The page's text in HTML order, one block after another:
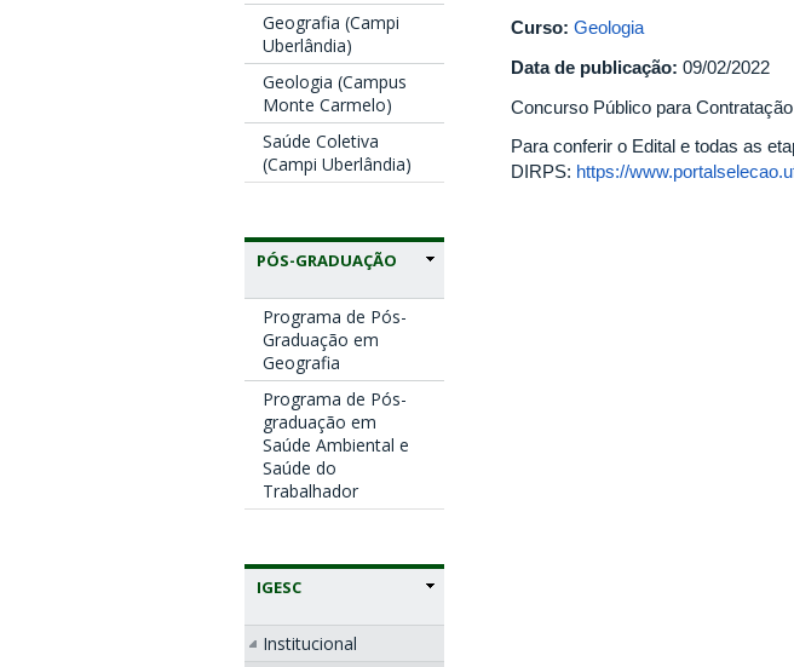
Geografia (Campi
Uberlândia)
Geologia (Campus
Monte Carmelo)
Saúde Coletiva
(Campi Uberlândia)
PÓS-GRADUAÇÃO
Programa de Pós-
Graduação em
Geografia
Programa de Pós-
graduação em
Saúde Ambiental e
Saúde do
Trabalhador
IGESC
Institucional
Curso: Geologia
Data de publicação: 09/02/2022
Concurso Público para
Para conferir o Edital e todas as
DIRPS: https://